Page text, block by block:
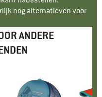
nog alternatieven voor
ANDERE